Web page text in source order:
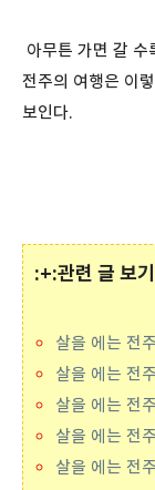
아무튼 가면 갈 수
전주의 여행은 이
보인다.
:+:관련 글 보
살을 에는 전
살을 에는 전
살을 에는 전
살을 에는 전
살을 에는 전